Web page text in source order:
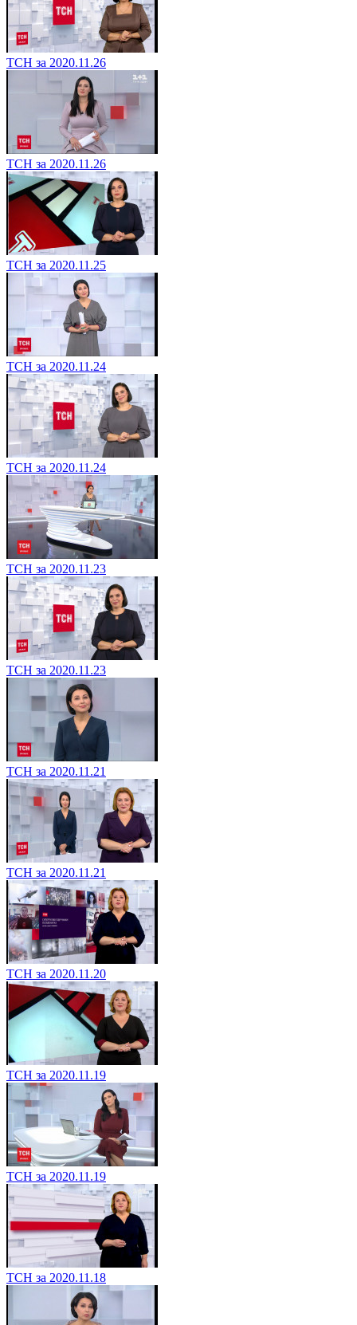
ТСН за 2020.11.26
ТСН за 2020.11.26
ТСН за 2020.11.25
ТСН за 2020.11.24
ТСН за 2020.11.24
ТСН за 2020.11.23
ТСН за 2020.11.23
ТСН за 2020.11.21
ТСН за 2020.11.21
ТСН за 2020.11.20
ТСН за 2020.11.19
ТСН за 2020.11.19
ТСН за 2020.11.18